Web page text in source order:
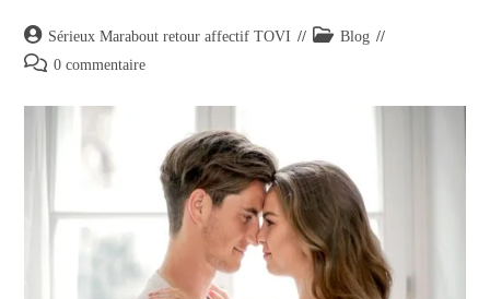
Sérieux Marabout retour affectif TOVI
Blog
0 commentaire